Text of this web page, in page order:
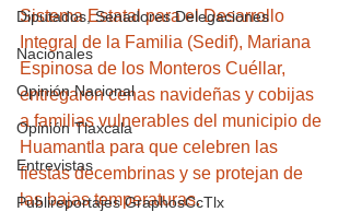
Diputados, Senadores Delegaciones
Nacionales
Opinión Nacional
Opinión Tlaxcala
Entrevistas
Publireportajes GraphosCcTlx
Sistema Estatal para el Desarrollo
Integral de la Familia (Sedif), Mariana
Espinosa de los Monteros Cuéllar,
entregaron cenas navideñas y cobijas
a familias vulnerables del municipio de
Huamantla para que celebren las
fiestas decembrinas y se protejan de
las bajas temperaturas.